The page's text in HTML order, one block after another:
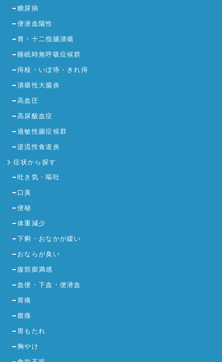
糖尿病
便潜血陽性
胃・十二指腸潰瘍
睡眠時無呼吸症候群
痔核・いぼ痔・きれ痔
潰瘍性大腸炎
高血圧
高尿酸血症
過敏性腸症候群
逆流性食道炎
症状から探す
吐き気・嘔吐
口臭
便秘
体重減少
下痢・おなかが緩い
おならが臭い
腹部膨満感
血便・下血・便潜血
胃痛
腹痛
胃もたれ
胸やけ